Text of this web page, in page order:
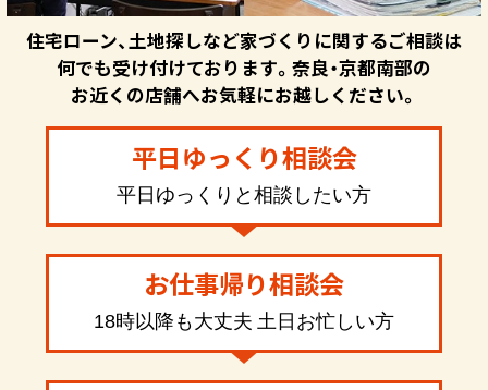
住宅ローン、土地探しなど家づくりに関するご相談は
何でも受け付けております。奈良・京都南部の
お近くの店舗へお気軽にお越しください。
平日ゆっくり相談会
平日ゆっくりと相談したい方
お仕事帰り相談会
18時以降も大丈夫 土日お忙しい方